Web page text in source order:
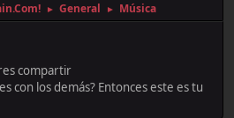
► General ► Música
compartir
con los demás? Entonces este es tu